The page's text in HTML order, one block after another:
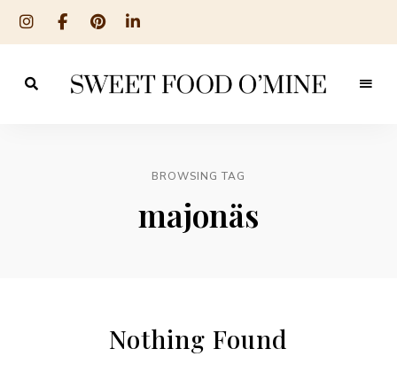
BROWSING TAG
majonäs
Nothing Found